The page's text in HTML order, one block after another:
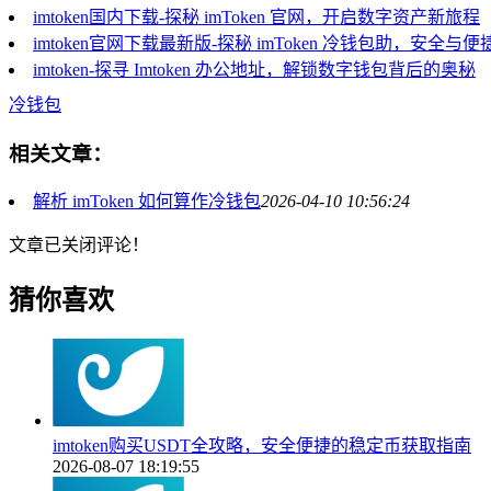
imtoken国内下载-探秘 imToken 官网，开启数字资产新旅程
imtoken官网下载最新版-探秘 imToken 冷钱包助，安全与便
imtoken-探寻 Imtoken 办公地址，解锁数字钱包背后的奥秘
冷钱包
相关文章：
解析 imToken 如何算作冷钱包2026-04-10 10:56:24
文章已关闭评论！
猜你喜欢
imtoken购买USDT全攻略，安全便捷的稳定币获取指南
2026-08-07 18:19:55